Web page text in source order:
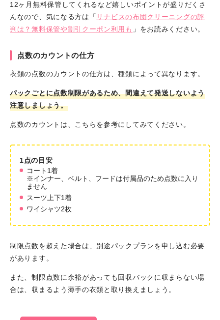
12ヶ月無料保管してくれるなど嬉しいポイントが盛りだくさ
んなので、気になる方は「 リナビスの布団クリーニングの評
判は？無料保管や割引クーポン利用も 」をお読みください。
点数のカウントの仕方
衣類の点数のカウントの仕方は、種類によって異なります。
パックごとに点数制限があるため、間違えて発送しないよう
注意しましょう。
点数のカウントは、こちらを参考にしてみてください。
1点の目安
コート1着
※インナー、ベルト、フードは付属品のため点数に入り
ません
スーツ上下1着
ワイシャツ2枚
制限点数を超えた場合は、別途パックプランを申し込む必要
があります。
また、制限点数に余裕があっても回収バックに収まらない場
合は、収まるよう薄手の衣類と取り換えましょう。